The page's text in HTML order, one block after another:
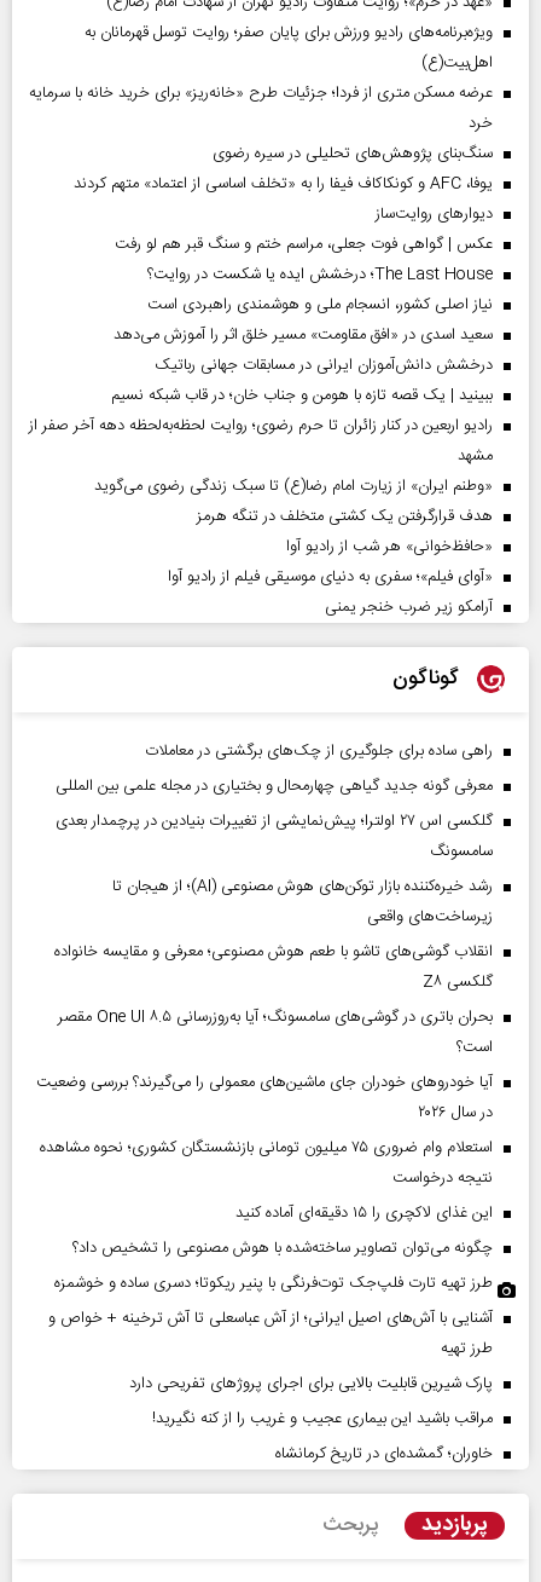
ویژه‌برنامه‌های رادیو ورزش برای پایان صفر؛ روایت توسل قهرمانان به
اهل‌بیت(ع)
عرضه مسکن متری از فردا؛ جزئیات طرح «خانه‌ریز» برای خرید خانه با سرمایه
خرد
سنگ‌بنای پژوهش‌های تحلیلی در سیره رضوی
یوفا، AFC و کونکاکاف فیفا را به «تخلف اساسی از اعتماد» متهم کردند
دیوارهای روایت‌ساز
عکس | گواهی فوت جعلی، مراسم ختم و سنگ قبر هم لو رفت
The Last House؛ درخشش ایده یا شکست در روایت؟
نیاز اصلی کشور، انسجام ملی و هوشمندی راهبردی است
سعید اسدی در «افق مقاومت» مسیر خلق اثر را آموزش می‌دهد
درخشش دانش‌آموزان ایرانی در مسابقات جهانی رباتیک
ببینید | یک قصه تازه با هومن و جناب‌ خان؛ در قاب شبکه نسیم
رادیو اربعین در کنار زائران تا حرم رضوی؛ روایت لحظه‌به‌لحظه دهه آخر صفر از
مشهد
«وطنم ایران» از زیارت امام رضا(ع) تا سبک زندگی رضوی می‌گوید
هدف قرارگرفتن یک کشتی متخلف در تنگه هرمز
«حافظ‌خوانی» هر شب از رادیو آوا
«آوای فیلم»؛ سفری به دنیای موسیقی فیلم از رادیو آوا
آرامکو زیر ضرب خنجر یمنی
گوناگون
راهی ساده برای جلوگیری از چک‌های برگشتی در معاملات
معرفی گونه جدید گیاهی چهارمحال و بختیاری در مجله علمی بین المللی
گلکسی اس ۲۷ اولترا؛ پیش‌نمایشی از تغییرات بنیادین در پرچمدار بعدی
سامسونگ
رشد خیره‌کننده بازار توکن‌های هوش مصنوعی (AI)؛ از هیجان تا
زیرساخت‌های واقعی
انقلاب گوشی‌های تاشو‌ با طعم هوش مصنوعی؛ معرفی و مقایسه خانواده
گلکسی Z۸
بحران باتری در گوشی‌های سامسونگ؛ آیا به‌روزرسانی One UI ۸.۵ مقصر
است؟
آیا خودروهای خودران جای ماشین‌های معمولی را می‌گیرند؟ بررسی وضعیت
در سال ۲۰۲۶
استعلام وام ضروری ۷۵ میلیون تومانی بازنشستگان کشوری؛ نحوه مشاهده
نتیجه درخواست
این غذای لاکچری را ۱۵ دقیقه‌ای آماده کنید
چگونه می‌توان تصاویر ساخته‌شده با هوش مصنوعی را تشخیص داد؟
طرز تهیه تارت فلپ‌جک توت‌فرنگی با پنیر ریکوتا؛ دسری ساده و خوشمزه
آشنایی با آش‌های اصیل ایرانی؛ از آش عباسعلی تا آش ترخینه + خواص و
طرز تهیه
پارک شیرین قابلیت‌ بالایی برای اجرای پروژهای تفریحی دارد
مراقب باشید این بیماری عجیب و غریب را از کنه نگیرید!
خاوران؛ گمشده‌ای در تاریخ کرمانشاه
پربازدید پربحث